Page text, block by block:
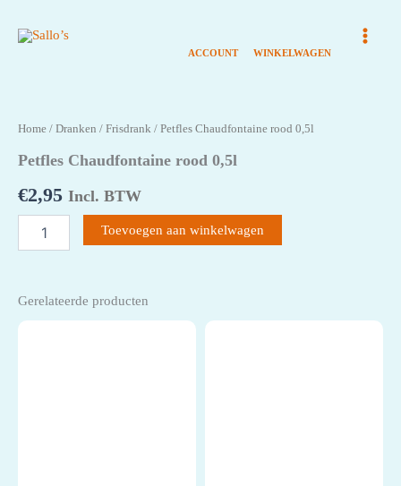
naar
Home / Dranken / Frisdrank / Petfles Chaudfontaine rood 0,5l
Petfles Chaudfontaine rood 0,5l
€2,95 Incl. BTW
Chaudfontaine
aantal
Toevoegen aan winkelwagen
Gerelateerde producten